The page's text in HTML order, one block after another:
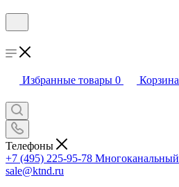
Избранные товары 0 Корзина
Телефоны
+7 (495) 225-95-78 Многоканальный
sale@ktnd.ru